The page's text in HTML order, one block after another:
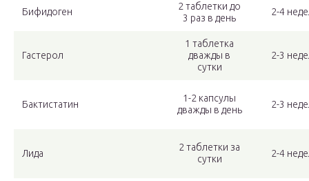
Бифидоген
2 таблетки до
3 раз в день
2-4
Гастерол
1 таблетка
дважды в
сутки
2-3
Бактистатин
1-2 капсулы
дважды в день
2-3
Лида
2 таблетки за
сутки
2-4